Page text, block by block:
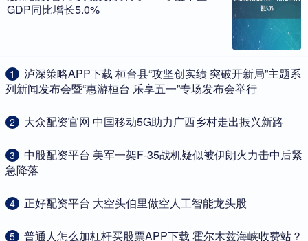
GDP同比增长5.0%
1
​泸深策略APP下载 桓台县“攻坚创实绩 突破开新局”主题系
列新闻发布会暨“惠游桓台 乐享五一”专场发布会举行
2 ​大众配资官网 中国移动5G助力广西乡村走出振兴新路
3
​中股配资平台 美军一架F-35战机疑似被伊朗火力击中后紧
急降落
4 ​正好配资平台 大空头伯里做空人工智能龙头股
5
​普通人怎么加杠杆买股票APP下载 霍尔木兹海峡收费站？